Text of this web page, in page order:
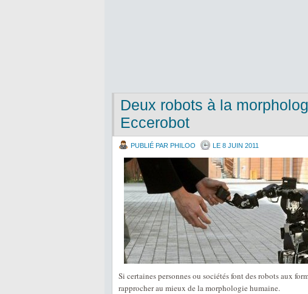
Deux robots à la
Eccerobot
PUBLIÉ PAR PHILOO LE 8 JUIN 2011
Si certaines personnes ou sociétés font des robots aux
rapprocher au mieux de la morphologie humaine.